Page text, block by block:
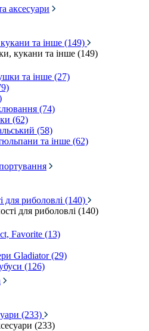
аксесуари
та інше (149)
кукани та інше (149)
та інше (27)
(74)
(62)
(58)
та інше (62)
для риболовлі (140)
для риболовлі (140)
Favorite (13)
Gladiator (29)
(126)
(233)
(233)